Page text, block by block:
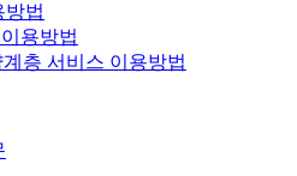
방법
용방법
층 서비스 이용방법